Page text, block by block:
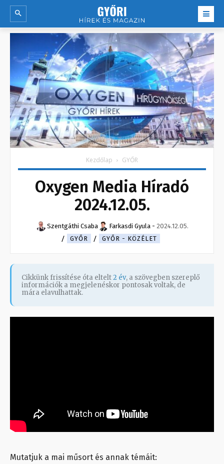
Kezdőlap GYŐR
Oxygen Media Híradó
2024.12.05.
Szentgáthi Csaba Farkasdi Gyula - 2024.12.05.
GYŐR
GYŐR - KÖZÉLET
Cikkünk frissítése óta eltelt2 év, a szövegben szereplő
információk a megjelenéskor pontosak voltak, de
mára elavulhattak.
Mutatjuk a mai műsort és annak témáit: